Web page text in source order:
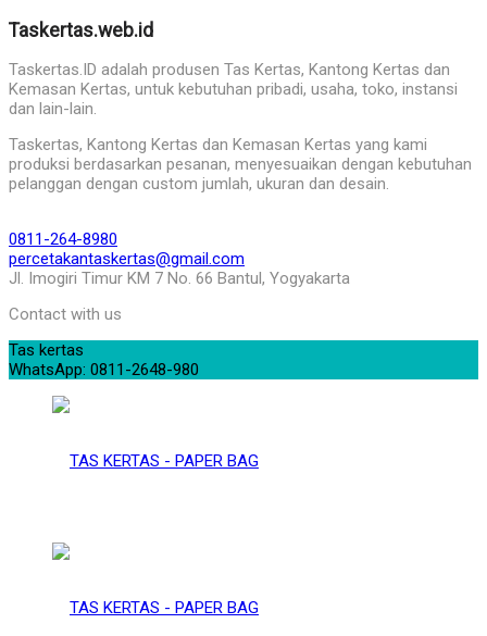
Taskertas.web.id
Taskertas.ID adalah produsen Tas Kertas, Kantong Kertas dan
Kemasan Kertas, untuk kebutuhan pribadi, usaha, toko, instansi
dan lain-lain.
Taskertas, Kantong Kertas dan Kemasan Kertas yang kami
produksi berdasarkan pesanan, menyesuaikan dengan kebutuhan
pelanggan dengan custom jumlah, ukuran dan desain.
0811-264-8980
percetakantaskertas@gmail.com
Jl. Imogiri Timur KM 7 No. 66 Bantul, Yogyakarta
Contact with us
Tas kertas
WhatsApp: 0811-2648-980